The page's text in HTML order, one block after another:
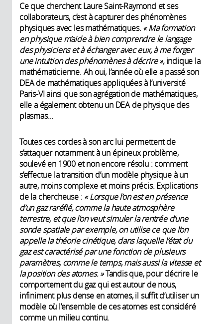
Ce que cherchent Laure Saint-Raymond et ses
collaborateurs, c’est à capturer des phénomènes
physiques avec les mathématiques. « Ma formation
en physique m’aide à bien comprendre le langage
des physiciens et à échanger avec eux, à me forger
une intuition des phénomènes à décrire »,indique la
mathématicienne. Ah oui, l’année où elle a passé son
DEA de mathématiques appliquées à l’université
Paris-VI ainsi que son agrégation de mathématiques,
elle a également obtenu un DEA de physique des
plasmas…
Toutes ces cordes à son arc lui permettent de
s’attaquer notamment à un épineux problème,
soulevé en 1900 et non encore résolu : comment
s’effectue la transition d’un modèle physique à un
autre, moins complexe et moins précis. Explications
de la chercheuse : « Lorsque l’on est en présence
d’un gaz raréfié, comme la haute atmosphère
terrestre, et que l’on veut simuler la rentrée d’une
sonde spatiale par exemple, on utilise ce que l’on
appelle la théorie cinétique, dans laquelle l’état du
gaz est caractérisé par une fonction de plusieurs
paramètres, comme le temps, mais aussi la vitesse et
la position des atomes. »Tandis que, pour décrire le
comportement du gaz qui est autour de nous,
infiniment plus dense en atomes, il suffit d’utiliser un
modèle où l’ensemble de ces atomes est considéré
comme un milieu continu.